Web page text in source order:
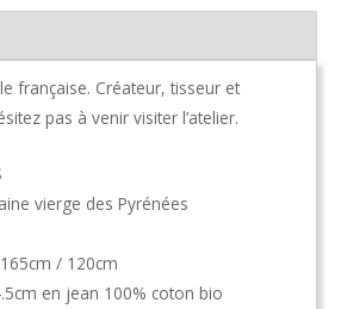
française. Créateur, tisseur et
pas à venir visiter l’atelier.
vierge des Pyrénées
/ 120cm
en jean 100% coton bio